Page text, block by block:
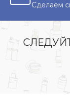
Сделаем